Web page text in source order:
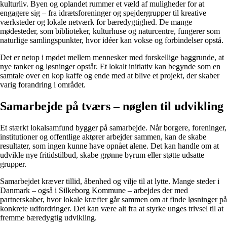
kulturliv. Byen og oplandet rummer et væld af muligheder for at
engagere sig – fra idrætsforeninger og spejdergrupper til kreative
værksteder og lokale netværk for bæredygtighed. De mange
mødesteder, som biblioteker, kulturhuse og naturcentre, fungerer som
naturlige samlingspunkter, hvor idéer kan vokse og forbindelser opstå.
Det er netop i mødet mellem mennesker med forskellige baggrunde, at
nye tanker og løsninger opstår. Et lokalt initiativ kan begynde som en
samtale over en kop kaffe og ende med at blive et projekt, der skaber
varig forandring i området.
Samarbejde på tværs – nøglen til udvikling
Et stærkt lokalsamfund bygger på samarbejde. Når borgere, foreninger,
institutioner og offentlige aktører arbejder sammen, kan de skabe
resultater, som ingen kunne have opnået alene. Det kan handle om at
udvikle nye fritidstilbud, skabe grønne byrum eller støtte udsatte
grupper.
Samarbejdet kræver tillid, åbenhed og vilje til at lytte. Mange steder i
Danmark – også i Silkeborg Kommune – arbejdes der med
partnerskaber, hvor lokale kræfter går sammen om at finde løsninger på
konkrete udfordringer. Det kan være alt fra at styrke unges trivsel til at
fremme bæredygtig udvikling.